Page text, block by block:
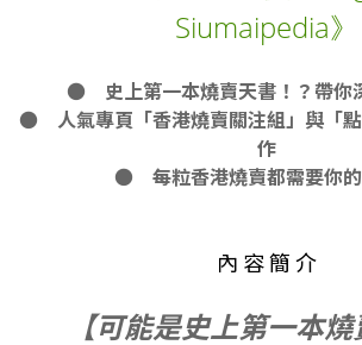
Siumaipedia》
● 史上第一本燒賣天書！？帶你
● 人氣專頁「香港燒賣關注組」與「點
作
● 每粒香港燒賣都需要你的
內 容 簡 介
【可能是史上第一本燒